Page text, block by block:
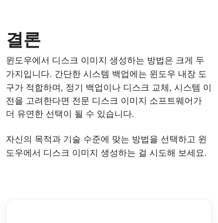
결론
윈도우에서 디스크 이미지 생성하는 방법은 크게 두
가지입니다. 간단한 시스템 백업에는 윈도우 내장 도
구가 적합하며 , 정기 백업이나 디스크 교체, 시스템 이
전을 고려한다면 전문 디스크 이미지 소프트웨어가
더 유연한 선택이 될 수 있습니다.
자신의 목적과 기술 수준에 맞는 방법을 선택하고 윈
도우에서 디스크 이미지 생성하는 걸 시도해 보세요 .